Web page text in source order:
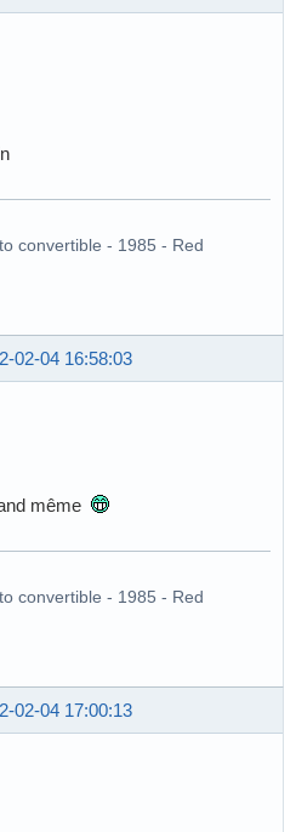
convertible - 1985 - Red
02-04 16:58:03
même
convertible - 1985 - Red
02-04 17:00:13